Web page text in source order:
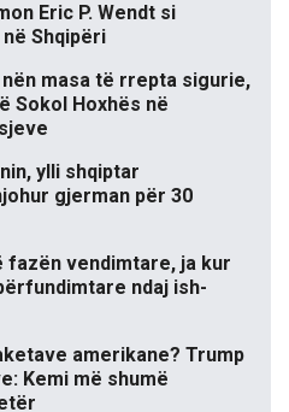
Eric P. Wendt si
Shqipëri
nën masa të rrepta sigurie,
Sokol Hoxhës në
ylli shqiptar
gjerman për 30
fazën vendimtare, ja kur
ndaj ish-
amerikane? Trump
Kemi më shumë